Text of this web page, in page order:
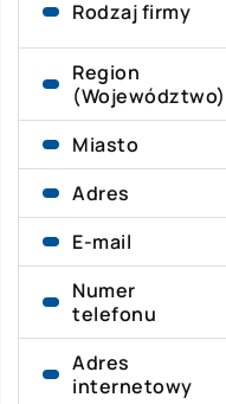
Rodzaj firmy
Region
(Województwo)
Miasto
Adres
E-mail
Numer
telefonu
Adres
internetowy